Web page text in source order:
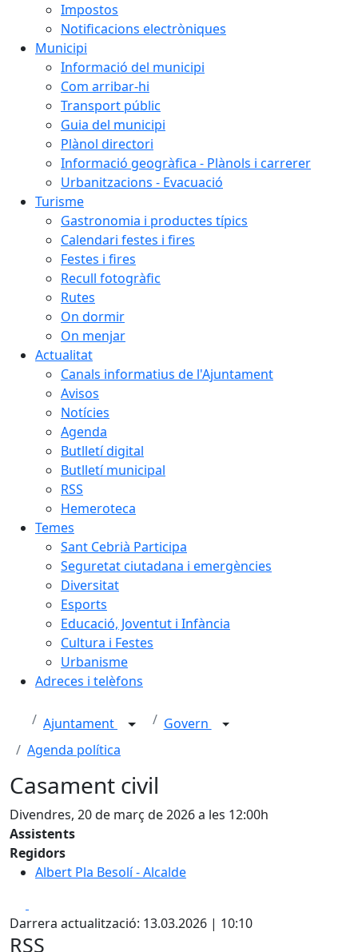
Impostos
Notificacions electròniques
Municipi
Informació del municipi
Com arribar-hi
Transport públic
Guia del municipi
Plànol directori
Informació geogràfica - Plànols i carrerer
Urbanitzacions - Evacuació
Turisme
Gastronomia i productes típics
Calendari festes i fires
Festes i fires
Recull fotogràfic
Rutes
On dormir
On menjar
Actualitat
Canals informatius de l'Ajuntament
Avisos
Notícies
Agenda
Butlletí digital
Butlletí municipal
RSS
Hemeroteca
Temes
Sant Cebrià Participa
Seguretat ciutadana i emergències
Diversitat
Esports
Educació, Joventut i Infància
Cultura i Festes
Urbanisme
Adreces i telèfons
Ajuntament
Govern
Agenda política
Casament civil
Divendres, 20 de març de 2026 a les 12:00h
Assistents
Regidors
Albert Pla Besolí - Alcalde
Darrera actualització: 13.03.2026 | 10:10
RSS